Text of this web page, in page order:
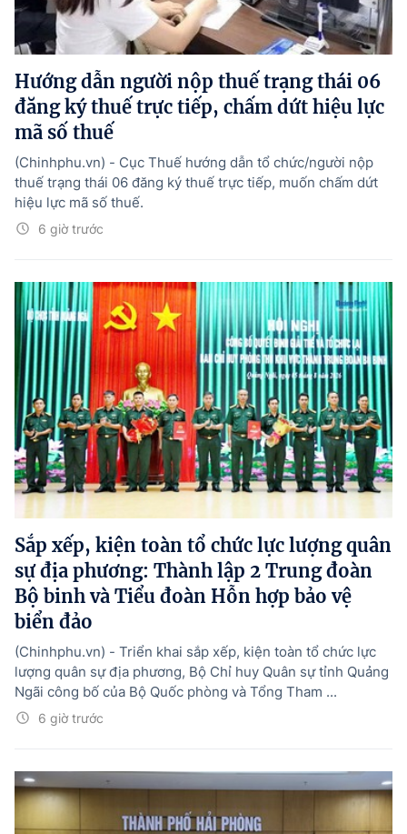
Hướng dẫn người nộp thuế trạng thái 06
đăng ký thuế trực tiếp, chấm dứt hiệu lực
mã số thuế
6 giờ trước
(Chinhphu.vn) - Cục Thuế hướng dẫn tổ chức/người nộp
thuế trạng thái 06 đăng ký thuế trực tiếp, muốn chấm dứt
hiệu lực mã số thuế.
Sắp xếp, kiện toàn tổ chức lực lượng quân
sự địa phương: Thành lập 2 Trung đoàn
Bộ binh và Tiểu đoàn Hỗn hợp bảo vệ
biển đảo
6 giờ trước
(Chinhphu.vn) - Triển khai sắp xếp, kiện toàn tổ chức lực
lượng quân sự địa phương, Bộ Chỉ huy Quân sự tỉnh Quảng
Ngãi công bố của Bộ Quốc phòng và Tổng Tham ...